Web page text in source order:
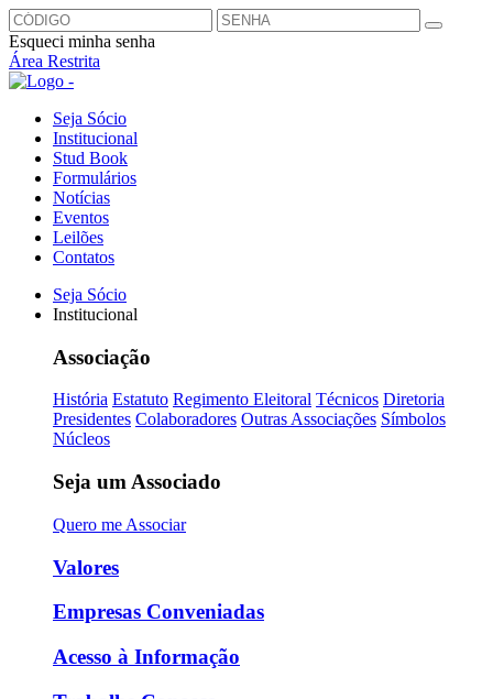
Esqueci minha senha
Área Restrita
Seja Sócio
Institucional
Stud Book
Formulários
Notícias
Eventos
Leilões
Contatos
Seja Sócio
Institucional
Associação
História Estatuto Regimento Eleitoral Técnicos Diretoria
Presidentes Colaboradores Outras Associações Símbolos
Núcleos
Seja um Associado
Quero me Associar
Valores
Empresas Conveniadas
Acesso à Informação